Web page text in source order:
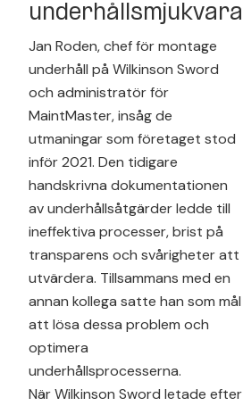
underhållsmjukvara
Jan Roden, chef för montage
underhåll på Wilkinson Sword
och administratör för
MaintMaster, insåg de
utmaningar som företaget stod
inför 2021. Den tidigare
handskrivna dokumentationen
av underhållsåtgärder ledde till
ineffektiva processer, brist på
transparens och svårigheter att
utvärdera. Tillsammans med en
annan kollega satte han som mål
att lösa dessa problem och
optimera
underhållsprocesserna.
När Wilkinson Sword letade efter